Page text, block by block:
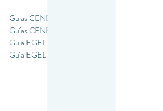
Guias CENEVAL
Guías CENEVAL
Guia EGEL
Guía EGEL